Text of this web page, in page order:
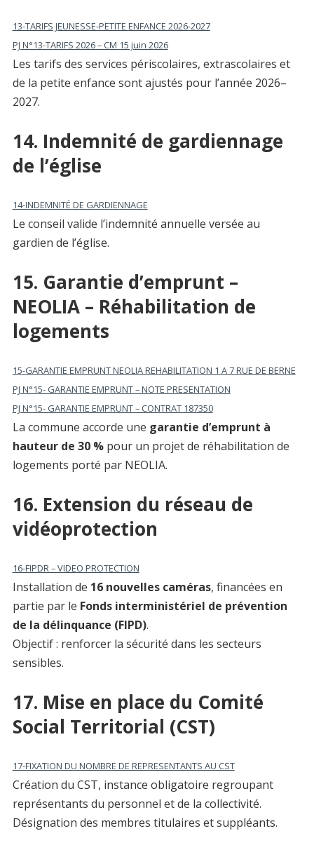
13-TARIFS JEUNESSE-PETITE ENFANCE 2026-2027
PJ N°13-TARIFS 2026 – CM 15 juin 2026
Les tarifs des services périscolaires, extrascolaires et
de la petite enfance sont ajustés pour l’année 2026–
2027.
14. Indemnité de gardiennage
de l’église
14-INDEMNITÉ DE GARDIENNAGE
Le conseil valide l’indemnité annuelle versée au
gardien de l’église.
15. Garantie d’emprunt –
NEOLIA – Réhabilitation de
logements
15-GARANTIE EMPRUNT NEOLIA REHABILITATION 1 A 7 RUE DE BERNE
PJ N°15- GARANTIE EMPRUNT – NOTE PRESENTATION
PJ N°15- GARANTIE EMPRUNT – CONTRAT 187350
La commune accorde une garantie d’emprunt à
hauteur de 30 %pour un projet de réhabilitation de
logements porté par NEOLIA.
16. Extension du réseau de
vidéoprotection
16-FIPDR – VIDEO PROTECTION
Installation de 16 nouvelles caméras, financées en
partie par le Fonds interministériel de prévention
de la délinquance (FIPD).
Objectif : renforcer la sécurité dans les secteurs
sensibles.
17. Mise en place du Comité
Social Territorial (CST)
17-FIXATION DU NOMBRE DE REPRESENTANTS AU CST
Création du CST, instance obligatoire regroupant
représentants du personnel et de la collectivité.
Désignation des membres titulaires et suppléants.